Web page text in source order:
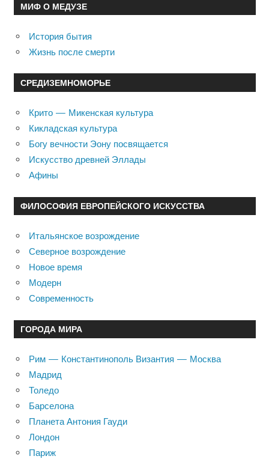
МИФ О МЕДУЗЕ
История бытия
Жизнь после смерти
СРЕДИЗЕМНОМОРЬЕ
Крито — Микенская культура
Кикладская культура
Богу вечности Эону посвящается
Искусство древней Эллады
Афины
ФИЛОСОФИЯ ЕВРОПЕЙСКОГО ИСКУССТВА
Итальянское возрождение
Северное возрождение
Новое время
Модерн
Современность
ГОРОДА МИРА
Рим — Константинополь Византия — Москва
Мадрид
Толедо
Барселона
Планета Антония Гауди
Лондон
Париж